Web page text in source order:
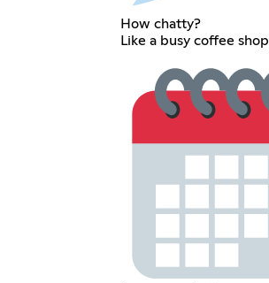
How chatty?
Like a busy coffee shop